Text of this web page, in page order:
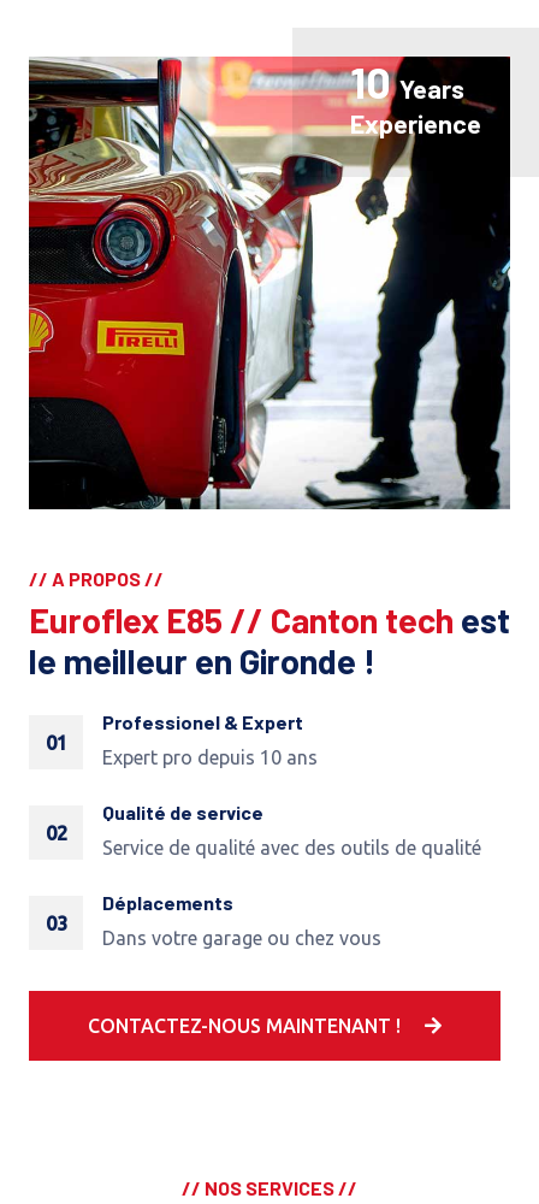
10Years
Experience
// A PROPOS //
Euroflex E85 // Canton tech est
le meilleur en Gironde !
01
Professionel & Expert
Expert pro depuis 10 ans
02
Qualité de service
Service de qualité avec des outils de qualité
03
Déplacements
Dans votre garage ou chez vous
CONTACTEZ-NOUS MAINTENANT !
// NOS SERVICES //